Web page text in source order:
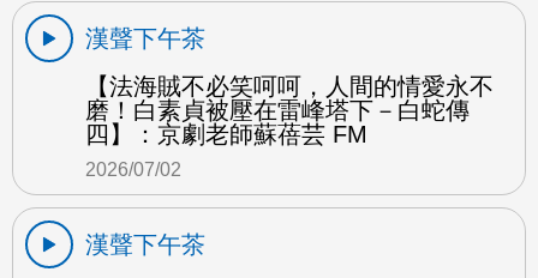
漢聲下午茶
【法海賊不必笑呵呵，人間的情愛永不
磨！白素貞被壓在雷峰塔下－白蛇傳
四】：京劇老師蘇蓓芸 FM
2026/07/02
漢聲下午茶